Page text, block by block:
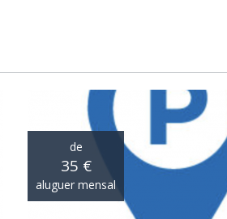
de
35 €
aluguer mensal